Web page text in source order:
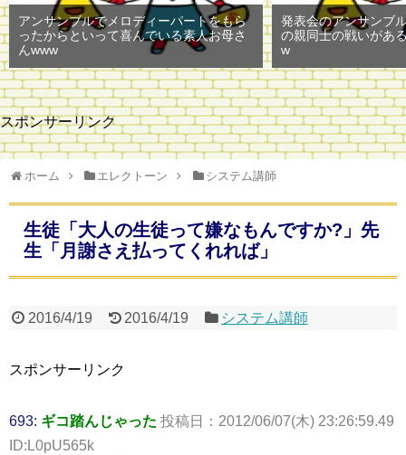
アンサンブルでメロディーパートをもら
ったからといって喜んでいる素人お母さ
んwww
発表会のアンサンブ
の親同士の戦いがあ
w
スポンサーリンク
ホーム エレクトーン システム講師
生徒「大人の生徒って嫌なもんですか?」先
生「月謝さえ払ってくれれば」
2016/4/19 2016/4/19 システム講師
スポンサーリンク
693: ギコ踏んじゃった 投稿日：2012/06/07(木) 23:26:59.49
ID:L0pU565k